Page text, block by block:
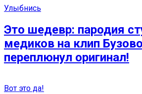
Улыбнись
Это шедевр: пародия
медиков на клип
переплюнул оригинал!
Вот это да!